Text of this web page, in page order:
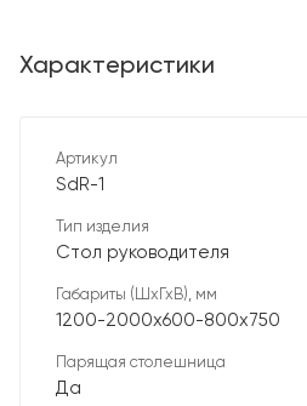
Характеристики
Артикул
SdR-1
Тип изделия
Стол руководителя
Габариты (ШхГхВ), мм
1200-2000х600-800х750
Парящая столешница
Да